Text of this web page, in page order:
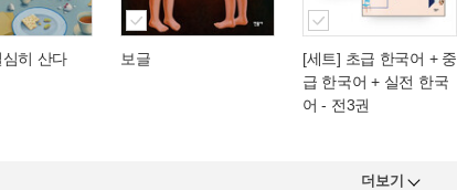
히 산다 보글
[세트] 초급 한국어 + 중
급 한국어 + 실전 한국
어 - 전3권
더보기